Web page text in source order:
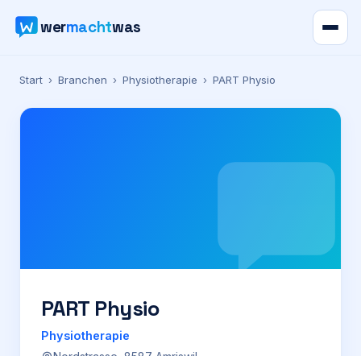
wermachtwas
Verzeichnis
Karte
Preise
Für Firmen
Start › Branchen › Physiotherapie › PART Physio
PART Physio
Physiotherapie